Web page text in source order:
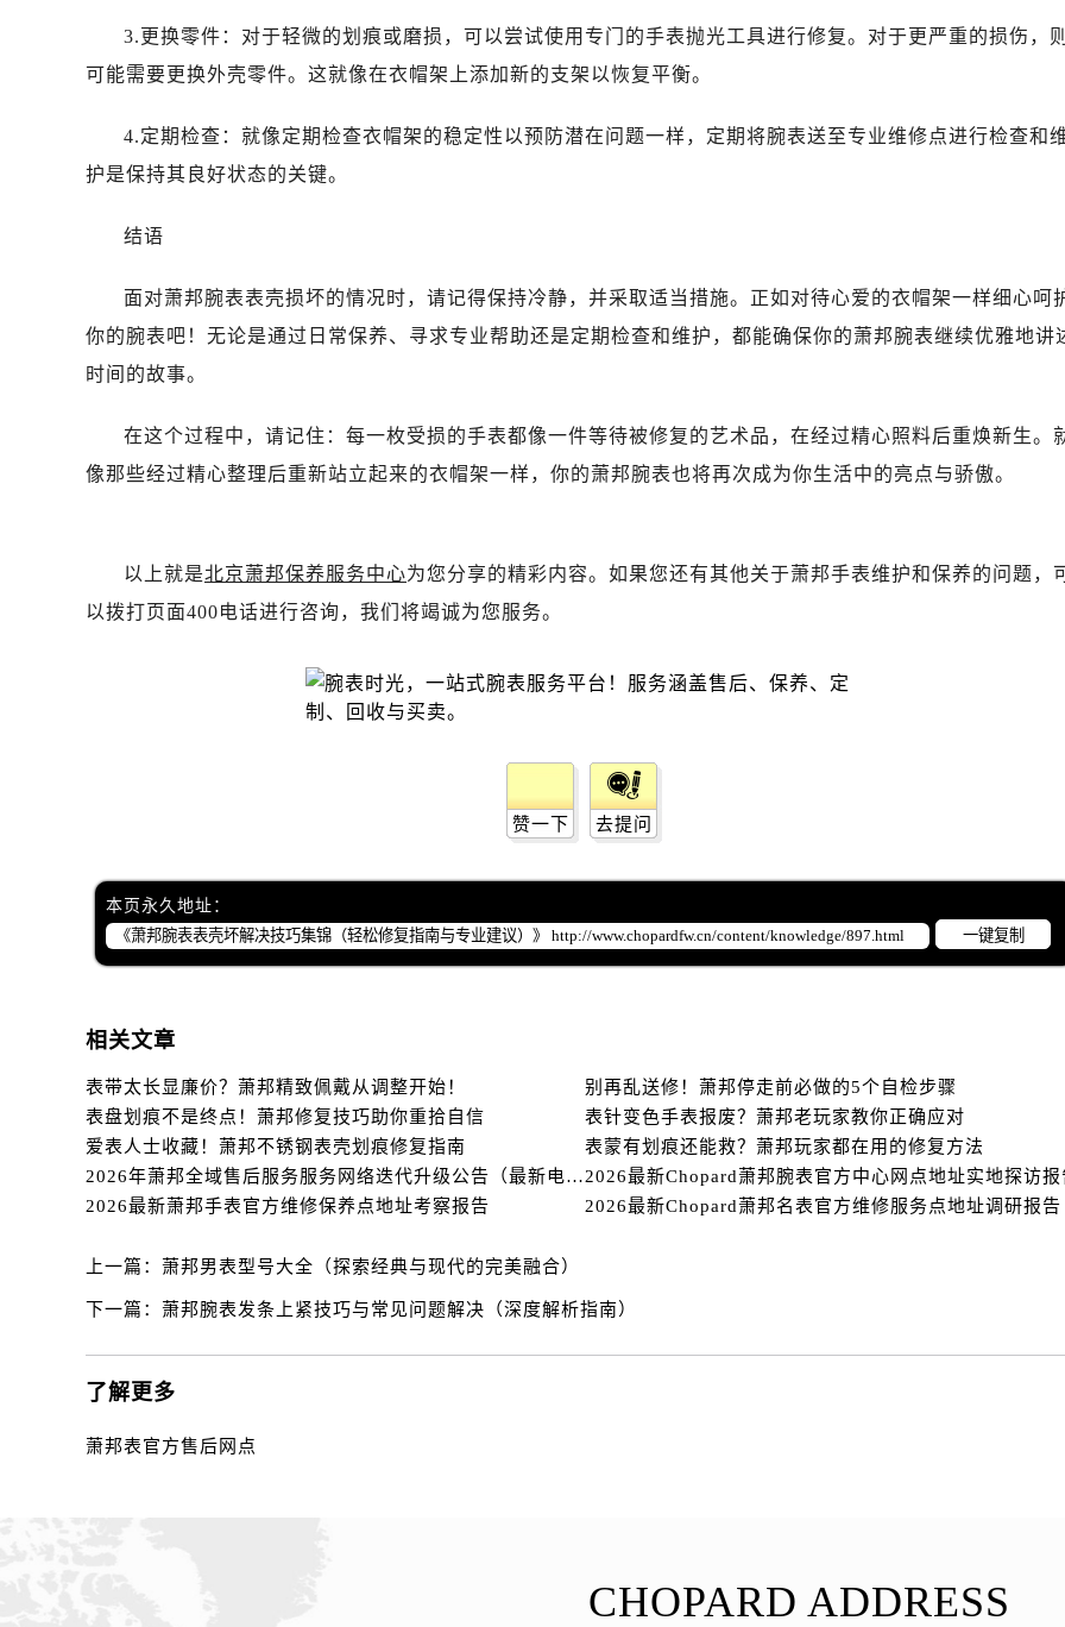
黑龙江省大庆市萨尔图区会战大街萧邦售后服务中心（需提前预约）
黑龙江省鹤岗市向阳区红军路萧邦售后服务中心（需提前预约）
黑龙江省鸡西市鸡冠区红军路萧邦售后服务中心（需提前预约）
黑龙江省佳木斯市向阳区长安路萧邦售后服务中心（需提前预约）
黑龙江省绥化市北林区新华街与康庄路交叉口萧邦售后服务中心（需提前预约）
吉林省白山市浑江区浑江大街萧邦售后服务中心（需提前预约）
吉林省吉林市船营区河南街萧邦售后服务中心（需提前预约）
吉林省四平市铁东区紫气大路与南九经街交汇处萧邦售后服务中心（需提前预约）
吉林省松原市宁江区五环大街萧邦售后服务中心（需提前预约）
吉林省延边市延吉市解放路萧邦售后服务中心（需提前预约）
辽宁省鞍山市铁东区站前街萧邦售后服务中心（需提前预约）
辽宁省朝阳市双塔区新华路萧邦售后服务中心（需提前预约）
辽宁省丹东市振兴区七经街萧邦售后服务中心（需提前预约）
辽宁省阜新市海州区解放大街萧邦售后服务中心（需提前预约）
辽宁省锦州市古塔区中央大街萧邦售后服务中心（需提前预约）
辽宁省营口市站前区市府路与渤海大街交叉口萧邦售后服务中心（需提前预约）
辽宁省沈阳市沈河区中街路137号亨得利名表维修授权店1楼萧邦售后服务中心（需提前预约）
辽宁省沈阳市沈河区中街路83号亨得利名表维修授权店1楼萧邦售后服务中心（需提前预约）
北京市朝阳区建国门外大街甲6号华熙国际中心D座11层1102室萧邦售后服务中心（需提前预约）
北京市东城区东长安街1号王府井东方广场W3座6层602室萧邦售后服务中心（需提前预约）
内蒙古自治区巴彦淖尔市临河区新华街萧邦售后服务中心（需提前预约）
内蒙古自治区呼伦贝尔市海拉尔区中央街萧邦售后服务中心（需提前预约）
内蒙古自治区兴安盟市乌兰浩特市兴安大街萧邦售后服务中心（需提前预约）
3.更换零件：对于轻微的划痕或磨损，可以尝试使用专门的手表抛光工具进行修复。对于更严重的损伤，
可能需要更换外壳零件。这就像在衣帽架上添加新的支架以恢复平衡。
4.定期检查：就像定期检查衣帽架的稳定性以预防潜在问题一样，定期将腕表送至专业维修点进行检查和
护是保持其良好状态的关键。
结语
面对萧邦腕表表壳损坏的情况时，请记得保持冷静，并采取适当措施。正如对待心爱的衣帽架一样细心呵
你的腕表吧！无论是通过日常保养、寻求专业帮助还是定期检查和维护，都能确保你的萧邦腕表继续优雅地讲
时间的故事。
在这个过程中，请记住：每一枚受损的手表都像一件等待被修复的艺术品，在经过精心照料后重焕新生。
像那些经过精心整理后重新站立起来的衣帽架一样，你的萧邦腕表也将再次成为你生活中的亮点与骄傲。
以上就是北京萧邦保养服务中心为您分享的精彩内容。如果您还有其他关于萧邦手表维护和保养的问题，
以拨打页面400电话进行咨询，我们将竭诚为您服务。
赞一下 去提问
本页永久地址：
一键复制
相关文章
表带太长显廉价？萧邦精致佩戴从调整开始！
别再乱送修！萧邦停走前必做的5个自检步骤
表盘划痕不是终点！萧邦修复技巧助你重拾自信
表针变色手表报废？萧邦老玩家教你正确应对
爱表人士收藏！萧邦不锈钢表壳划痕修复指南
表蒙有划痕还能救？萧邦玩家都在用的修复方法
2026年萧邦全域售后服务服务网络迭代升级公告（最新电话及地址）2026最新Chopard萧邦腕表官方中心网点地址实地探访报
2026最新萧邦手表官方维修保养点地址考察报告
2026最新Chopard萧邦名表官方维修服务点地址调研报告
上一篇： 萧邦男表型号大全（探索经典与现代的完美融合）
下一篇： 萧邦腕表发条上紧技巧与常见问题解决（深度解析指南）
了解更多
萧邦表官方售后网点
CHOPARD ADDRESS